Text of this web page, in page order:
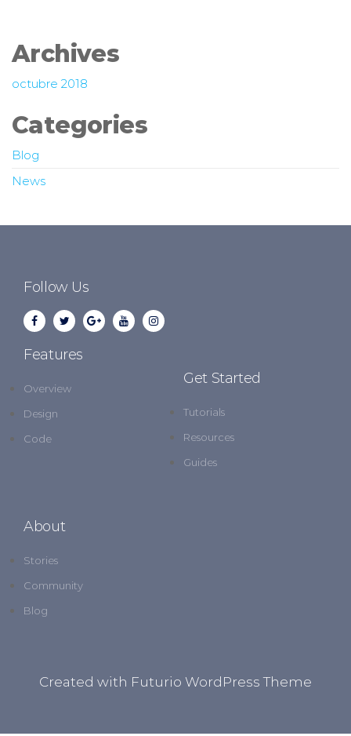
Archives
octubre 2018
Categories
Blog
News
Follow Us
Features
Overview
Design
Code
Get Started
Tutorials
Resources
Guides
About
Stories
Community
Blog
Created with Futurio WordPress Theme